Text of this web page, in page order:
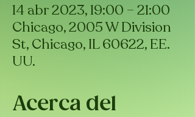
14 abr 2023, 19:00 – 21:00
Chicago, 2005 W Division
St, Chicago, IL 60622, EE.
UU.
Acerca del